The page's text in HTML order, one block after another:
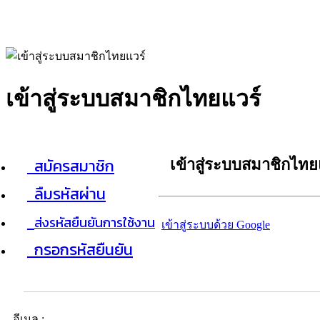
เข้าสู่ระบบสมาชิกไทยแวร์
สมัครสมาชิก
ลืมรหัสผ่าน
ส่งรหัสยืนยันการใช้งาน
กรอกรหัสยืนยัน
เข้าสู่ระบบสมาชิกไท
เข้าสู่ระบบด้วย Google